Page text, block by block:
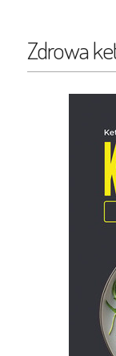
Zdrowa